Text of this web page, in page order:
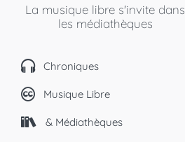
La musique libre s'invite dans
les médiathèques
Chroniques
Musique Libre
& Médiathèques